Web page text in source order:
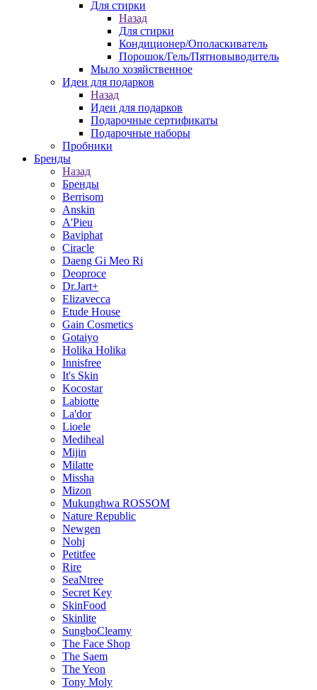
Для стирки
Назад
Для стирки
Кондиционер/Ополаскиватель
Порошок/Гель/Пятновыводитель
Мыло хозяйственное
Идеи для подарков
Назад
Идеи для подарков
Подарочные сертификаты
Подарочные наборы
Пробники
Бренды
Назад
Бренды
Berrisom
Anskin
A'Pieu
Baviphat
Ciracle
Daeng Gi Meo Ri
Deoproce
Dr.Jart+
Elizavecca
Etude House
Gain Cosmetics
Gotaiyo
Holika Holika
Innisfree
It's Skin
Kocostar
Labiotte
La'dor
Lioele
Mediheal
Mijin
Milatte
Missha
Mizon
Mukunghwa ROSSOM
Nature Republic
Newgen
Nohj
Petitfee
Rire
SeaNtree
Secret Key
SkinFood
Skinlite
SungboCleamy
The Face Shop
The Saem
The Yeon
Tony Moly